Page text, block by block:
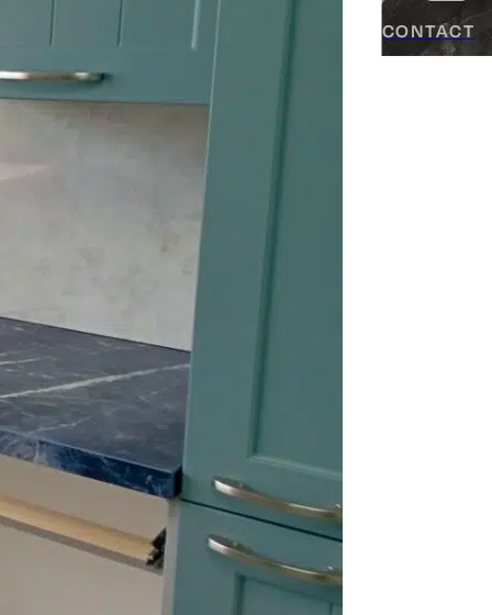
CONTACT